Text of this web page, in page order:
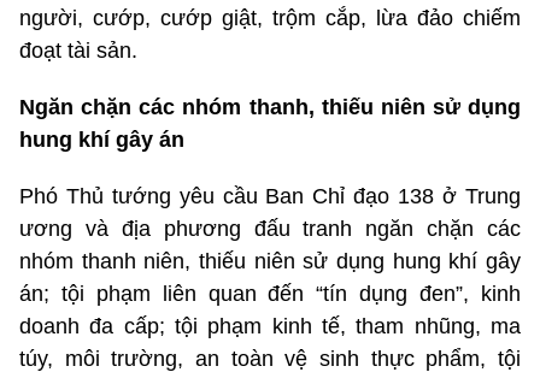
người, cướp, cướp giật, trộm cắp, lừa đảo chiếm
đoạt tài sản.
Ngăn chặn các nhóm thanh, thiếu niên sử dụng
hung khí gây án
Phó Thủ tướng yêu cầu Ban Chỉ đạo 138 ở Trung
ương và địa phương đấu tranh ngăn chặn các
nhóm thanh niên, thiếu niên sử dụng hung khí gây
án; tội phạm liên quan đến “tín dụng đen”, kinh
doanh đa cấp; tội phạm kinh tế, tham nhũng, ma
túy, môi trường, an toàn vệ sinh thực phẩm, tội